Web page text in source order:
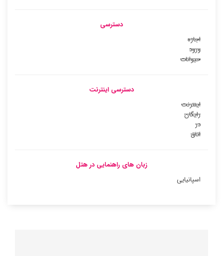
دسترسی
اجازه
ورود
حیوانات
دسترسی اینترنت
اینترنت
رایگان
در
اتاق
زبان های راهنمایی در هتل
اسپانیایی